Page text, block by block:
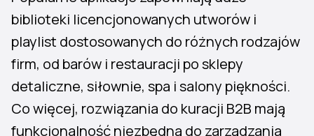
biblioteki licencjonowanych utworów i
playlist dostosowanych do różnych rodzajów
firm, od barów i restauracji po sklepy
detaliczne, siłownie, spa i salony piękności.
Co więcej, rozwiązania do kuracji B2B mają
funkcjonalność niezbędną do zarządzania